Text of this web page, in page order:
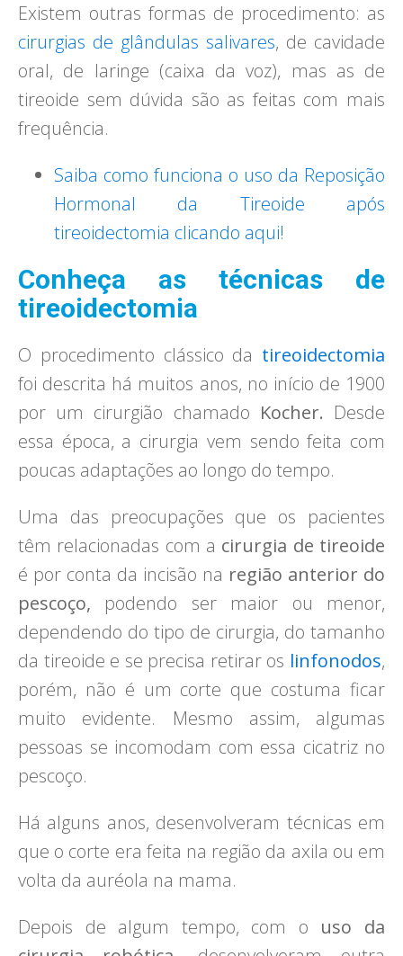
Existem outras formas de procedimento: as
cirurgias de glândulas salivares, de cavidade
oral, de laringe (caixa da voz), mas as de
tireoide sem dúvida são as feitas com mais
frequência.
Saiba como funciona o uso da Reposição
Hormonal da Tireoide após
tireoidectomia clicando aqui!
Conheça as técnicas de
tireoidectomia
O procedimento clássico da tireoidectomia
foi descrita há muitos anos, no início de 1900
por um cirurgião chamado Kocher. Desde
essa época, a cirurgia vem sendo feita com
poucas adaptações ao longo do tempo.
Uma das preocupações que os pacientes
têm relacionadas com a cirurgia de tireoide
é por conta da incisão na região anterior do
pescoço, podendo ser maior ou menor,
dependendo do tipo de cirurgia, do tamanho
da tireoide e se precisa retirar os linfonodos,
porém, não é um corte que costuma ficar
muito evidente. Mesmo assim, algumas
pessoas se incomodam com essa cicatriz no
pescoço.
Há alguns anos, desenvolveram técnicas em
que o corte era feita na região da axila ou em
volta da auréola na mama.
Depois de algum tempo, com o uso da